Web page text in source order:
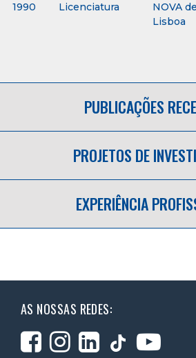
1990 Licenciatura
NOVA de
Lisboa
PUBLICAÇÕES
PROJETOS DE
EXPERIÊNCIA
AS NOSSAS REDES: